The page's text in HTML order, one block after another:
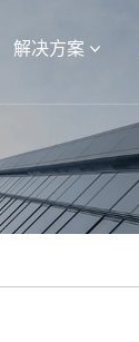
解决方案